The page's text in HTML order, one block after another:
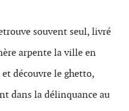
souvent seul, livré
arpente la ville en
découvre le ghetto,
dans la délinquance au